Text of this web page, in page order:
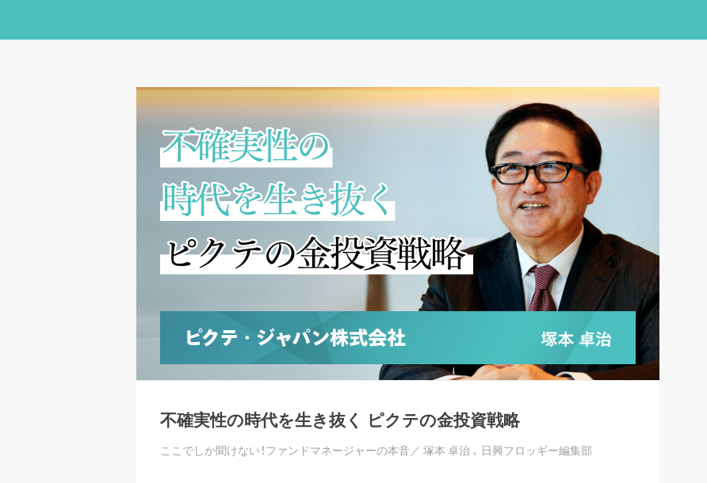
不確実性の時代を生き抜く ピクテの金投資戦略
ここでしか聞けない！ファンドマネージャーの本音／ 塚本 卓治 、 日興フロッギー編集部